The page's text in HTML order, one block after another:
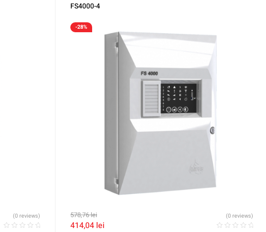
(0 reviews)
FS4000-4
-28%
578,76lei
414,04 lei
(0 reviews)